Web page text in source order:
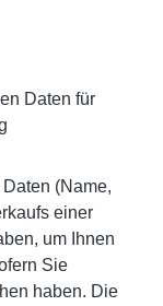
Daten für
(Name,
einer
um Ihnen
Sie
haben. Die